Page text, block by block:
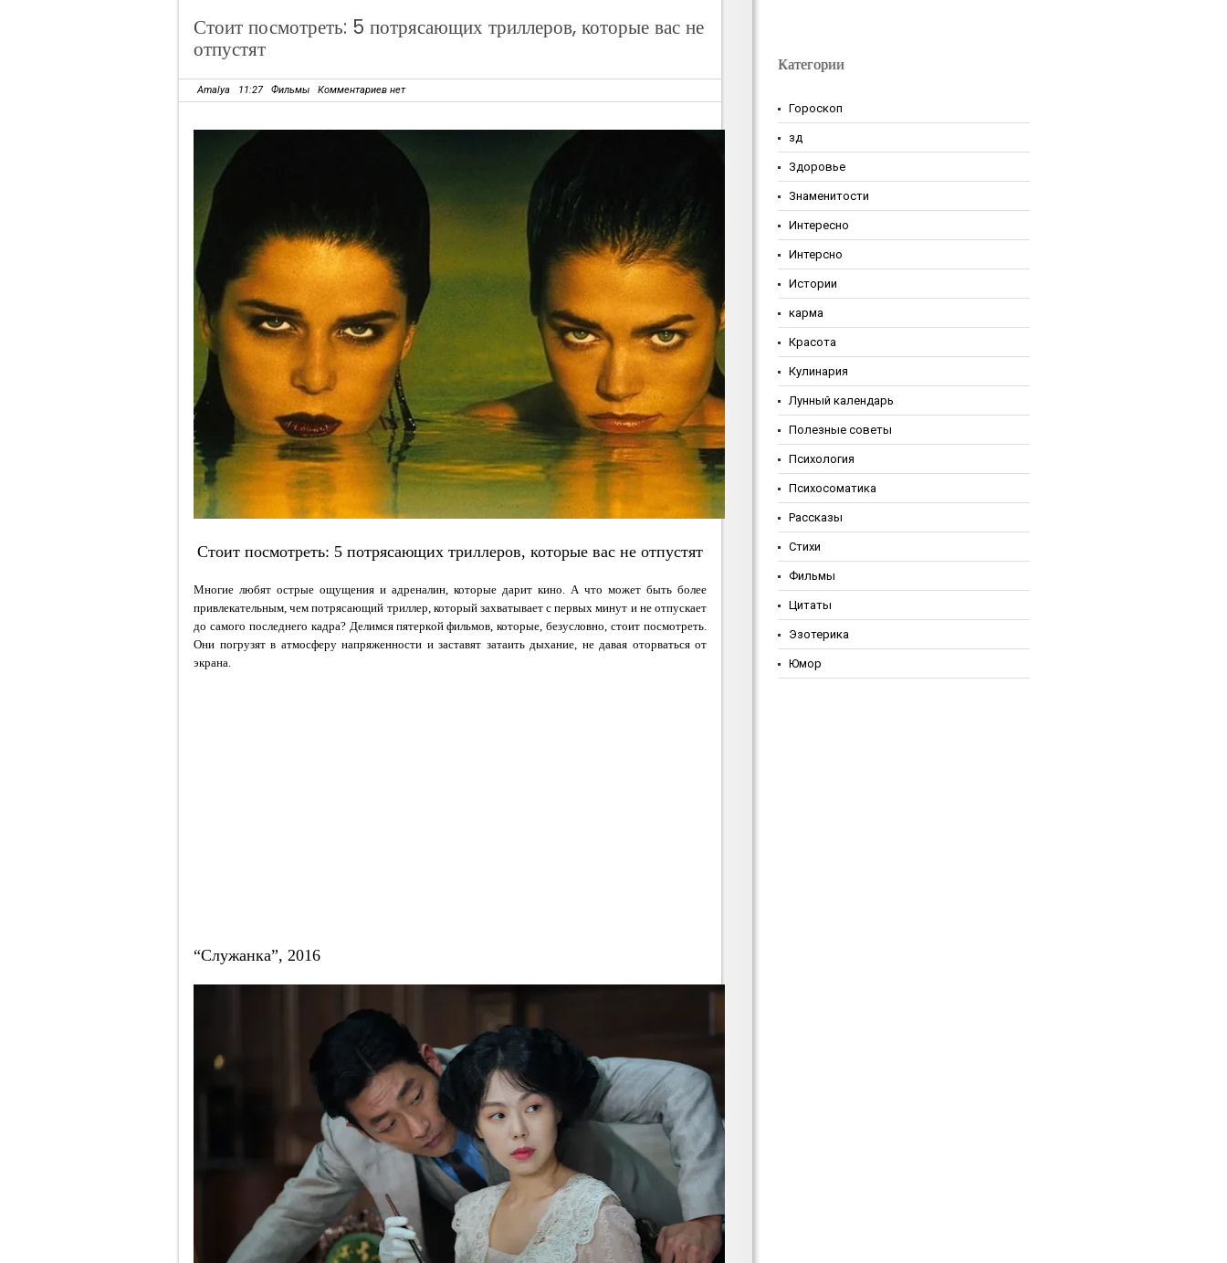
Стоит посмотреть: 5 потрясающих триллеров, которые вас не
отпустят
Amalya 11:27 Фильмы Комментариев нет
Стоит посмотреть: 5 потрясающих триллеров, которые вас не отпустят
Многие любят острые ощущения и адреналин, которые дарит кино. А что может быть более
привлекательным, чем потрясающий триллер, который захватывает с первых минут и не отпускает
до самого последнего кадра? Делимся пятеркой фильмов, которые, безусловно, стоит посмотреть.
Они погрузят в атмосферу напряженности и заставят затаить дыхание, не давая оторваться от
экрана.
“Служанка”, 2016
Категории
Гороскоп
зд
Здоровье
Знаменитости
Интересно
Интерсно
Истории
карма
Красота
Кулинария
Лунный календарь
Полезные советы
Психология
Психосоматика
Рассказы
Стихи
Фильмы
Цитаты
Эзотерика
Юмор